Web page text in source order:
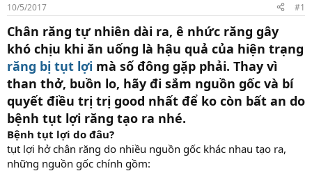
g
10/5/2017 #1
Chân răng tự nhiên dài ra, ê nhức răng gây
khó chịu khi ăn uống là hậu quả của hiện trạng
răng bị tụt lợi mà số đông gặp phải. Thay vì
than thở, buồn lo, hãy đi sắm nguồn gốc và bí
quyết điều trị trị good nhất để ko còn bất an do
bệnh tụt lợi răng tạo ra nhé.
Bệnh tụt lợi do đâu?
tụt lợi hở chân răng do nhiều nguồn gốc khác nhau tạo ra,
những nguồn gốc chính gồm: